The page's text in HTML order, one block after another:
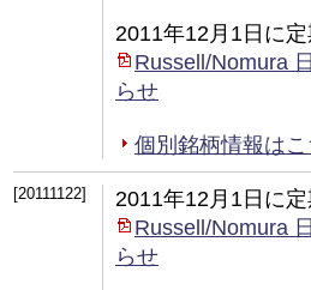
2011年12月1日に
Russell/Nomura
らせ
個別銘柄情報は
[20111122]
2011年12月1日に
Russell/Nomura
らせ